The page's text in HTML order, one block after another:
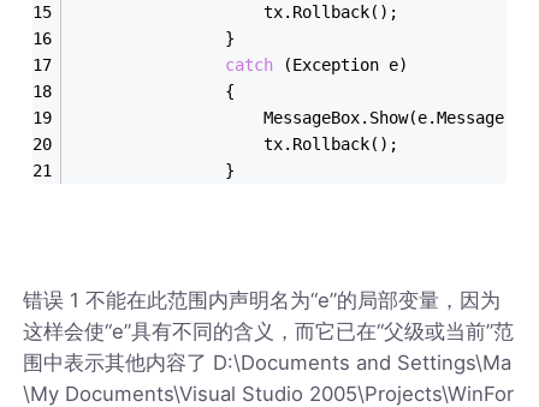
                    tx.Rollback();
                }
catch (Exception e)
                {
                    MessageBox.Show(e.Message);
                    tx.Rollback();
                }
错误 1 不能在此范围内声明名为“e”的局部变量，因为
这样会使“e”具有不同的含义，而它已在“父级或当前”范
围中表示其他内容了 D:\Documents and Settings\Ma
\My Documents\Visual Studio 2005\Projects\WinFor